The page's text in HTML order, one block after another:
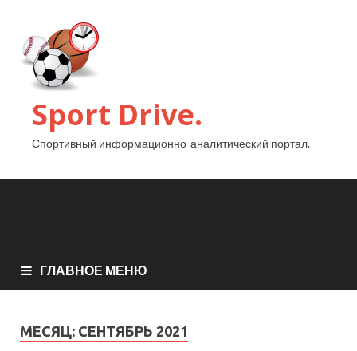
Sport Drive.
Спортивный информационно-аналитический портал.
ГЛАВНОЕ МЕНЮ
МЕСЯЦ: СЕНТЯБРЬ 2021